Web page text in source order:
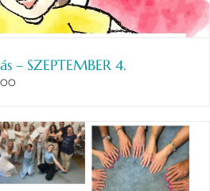
– SZEPTEMBER 4.